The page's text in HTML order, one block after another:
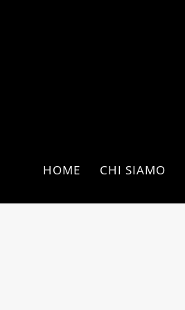
HOME CHI SIAMO